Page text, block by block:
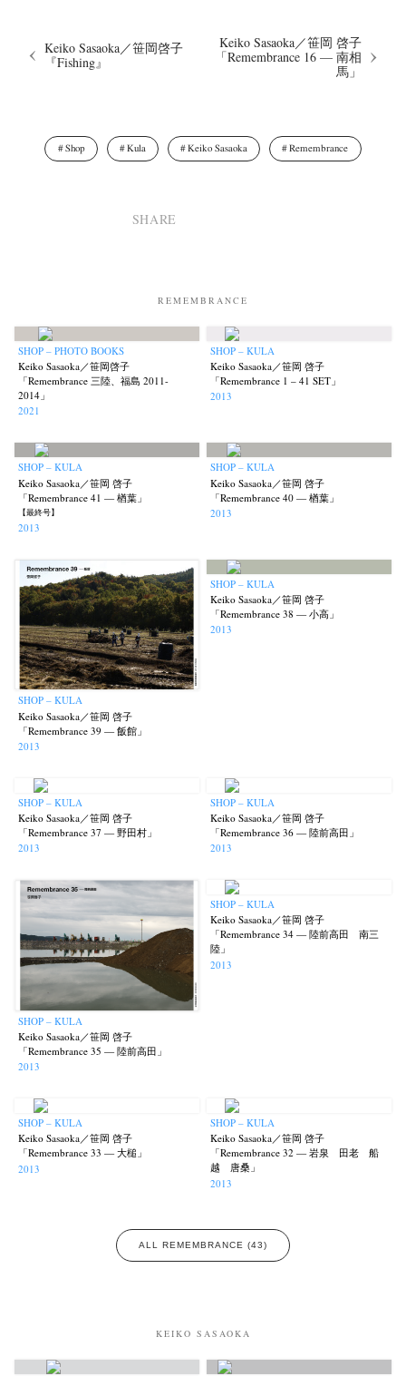
Fumikiyo Nagamachi (27)
Kazuyuki Kawaguchi (42) Keiko Sasaoka (267) Keizo Kitajima
Mariko Takahashi (23) Masako Matsui Masashi Otomo
Naoki Ohji (66) Naonori Oshima (38) Nick Haymes (5) Park
photographers’ gallery press
Renchan (21) Shoreline
Takuro Yoneda (44) Tomonori Ryu Untitled Records (41) Workshop
Yu Shinoda Yuki Kasama (9)
Keiko Sasaoka／笹岡啓子
『Fishing』
Keiko Sasaoka／笹岡 啓子
「Remembrance 16 — 南相
馬」
Shop Kula Keiko Sasaoka Remembrance
SHARE
REMEMBRANCE
SHOP – PHOTO BOOKS
Keiko Sasaoka／笹岡啓子
「Remembrance 三陸、福島 2011-
2014」
2021
SHOP – KULA
Keiko Sasaoka／笹岡 啓子
「Remembrance 1 – 41 SET」
2013
SHOP – KULA
Keiko Sasaoka／笹岡 啓子
「Remembrance 41 — 楢葉」
【最終号】
2013
SHOP – KULA
Keiko Sasaoka／笹岡 啓子
「Remembrance 40 — 楢葉」
2013
SHOP – KULA
Keiko Sasaoka／笹岡 啓子
「Remembrance 39 — 飯館」
2013
SHOP – KULA
Keiko Sasaoka／笹岡 啓子
「Remembrance 38 — 小高」
2013
SHOP – KULA
Keiko Sasaoka／笹岡 啓子
「Remembrance 37 — 野田村」
2013
SHOP – KULA
Keiko Sasaoka／笹岡 啓子
「Remembrance 36 — 陸前高田」
2013
SHOP – KULA
Keiko Sasaoka／笹岡 啓子
「Remembrance 35 — 陸前高田」
2013
SHOP – KULA
Keiko Sasaoka／笹岡 啓子
「Remembrance 34 — 陸前高田 南三
陸」
2013
SHOP – KULA
Keiko Sasaoka／笹岡 啓子
「Remembrance 33 — 大槌」
2013
SHOP – KULA
Keiko Sasaoka／笹岡 啓子
「Remembrance 32 — 岩泉 田老 船
越 唐桑」
2013
ALL REMEMBRANCE (43)
KEIKO SASAOKA